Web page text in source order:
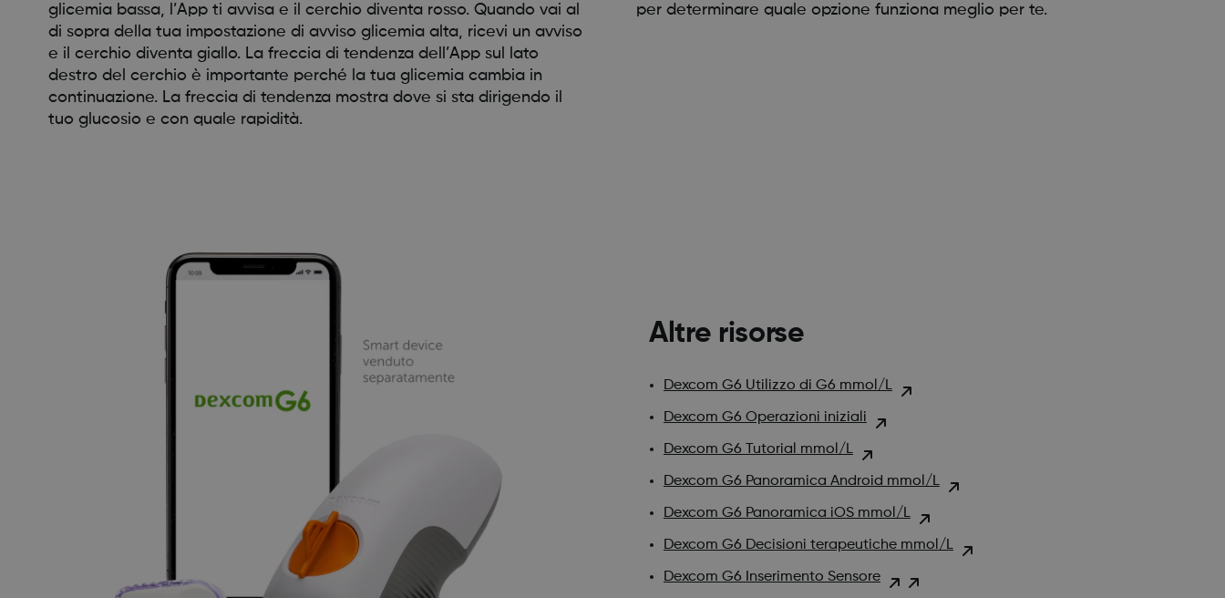
glicemia bassa, l’App ti avvisa e il cerchio diventa rosso. Quando vai al
di sopra della tua impostazione di avviso glicemia alta, ricevi un avviso
e il cerchio diventa giallo. La freccia di tendenza dell’App sul lato
destro del cerchio è importante perché la tua glicemia cambia in
continuazione. La freccia di tendenza mostra dove si sta dirigendo il
tuo glucosio e con quale rapidità.
per determinare quale opzione funziona meglio per te.
Altre risorse
Dexcom G6 Utilizzo di G6 mmol/L
Dexcom G6 Operazioni iniziali
Dexcom G6 Tutorial mmol/L
Dexcom G6 Panoramica Android mmol/L
Dexcom G6 Panoramica iOS mmol/L
Dexcom G6 Decisioni terapeutiche mmol/L
Dexcom G6 Inserimento Sensore